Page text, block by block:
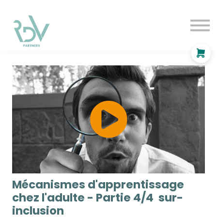
Se connecter
Mécanismes d'apprentissage
chez l'adulte - Partie 4/4 sur-
inclusion